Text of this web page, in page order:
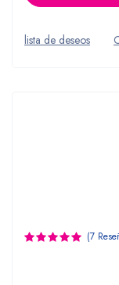
lista de deseos
(7